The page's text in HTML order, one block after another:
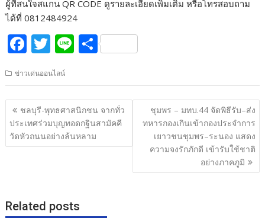
ผู้ที่สนใจสแกน QR CODE ดูรายละเอียดเพิ่มเติม หรือโทรสอบถาม
ได้ที่ 0812484924
F
e
b
o
o
T
w
itt
er
Li
e
S
ar
e
ข่าวเด่นออนไลน์
แนะแนว
เรื่อง
ชลบุรี-พุทธศาสนิกชน จากทั่ว
ประเทศร่วมบุญทอดกฐินสามัคคี
วัดหัวถนนอย่างล้นหลาม
ชุมพร – มทบ.44 จัดพิธีรับ–ส่ง
ทหารกองเกินเข้ากองประจำการ
เยาวชนชุมพร–ระนอง แสดง
ความจงรักภักดี เข้ารับใช้ชาติ
อย่างภาคภูมิ
Related posts